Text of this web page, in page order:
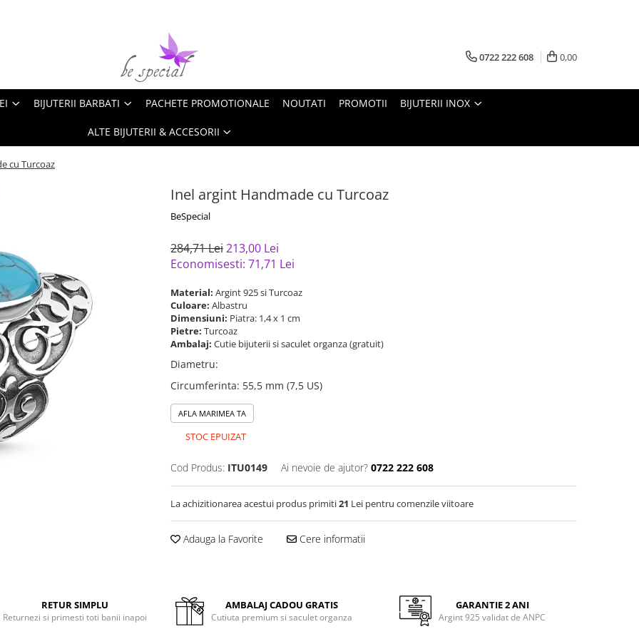
0722 222 608 0,00
BIJUTERII BARBATI PACHETE PROMOTIONALE NOUTATI PROMOTII BIJUTERII INOX
ALTE BIJUTERII & ACCESORII
cu Turcoaz
Inel argint Handmade cu Turcoaz
BeSpecial
284,71 Lei213,00 Lei
Economisesti: 71,71 Lei
Material: Argint 925 si Turcoaz
Culoare: Albastru
Dimensiuni: Piatra: 1,4 x 1 cm
Pietre: Turcoaz
Ambalaj: Cutie bijuterii si saculet organza (gratuit)
Diametru:
Circumferinta: 55,5 mm (7,5 US)
AFLA MARIMEA TA
STOC EPUIZAT
Cod Produs: ITU0149 Ai nevoie de ajutor? 0722 222 608
La achizitionarea acestui produs primiti21 Lei pentru comenzile viitoare
Adauga la Favorite Cere informatii
RETUR SIMPLU
Returnezi si primesti toti banii inapoi
AMBALAJ CADOU GRATIS
Cutiuta premium si saculet organza
GARANTIE 2 ANI
Argint 925 validat de ANPC